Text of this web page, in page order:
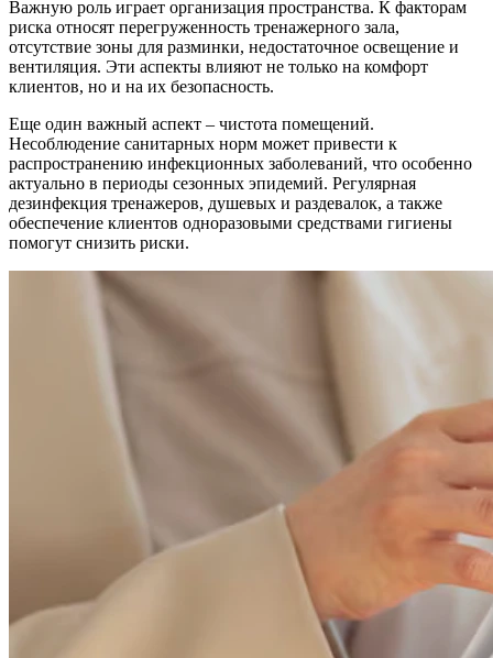
Важную роль играет организация пространства. К факторам
риска относят перегруженность тренажерного зала,
отсутствие зоны для разминки, недостаточное освещение и
вентиляция. Эти аспекты влияют не только на комфорт
клиентов, но и на их безопасность.
Еще один важный аспект – чистота помещений.
Несоблюдение санитарных норм может привести к
распространению инфекционных заболеваний, что особенно
актуально в периоды сезонных эпидемий. Регулярная
дезинфекция тренажеров, душевых и раздевалок, а также
обеспечение клиентов одноразовыми средствами гигиены
помогут снизить риски.